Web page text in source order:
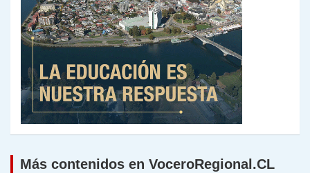
Más contenidos en VoceroRegional.CL